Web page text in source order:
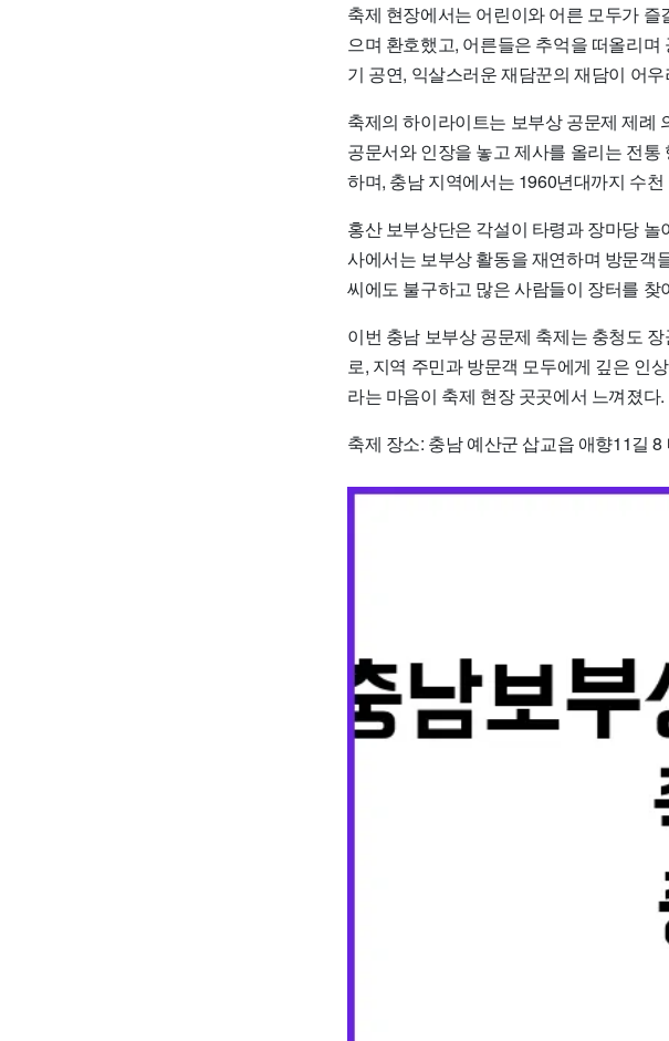
축제 현장에서는 어린이와 어른 모두가
으며 환호했고, 어른들은 추억을 떠올리
기 공연, 익살스러운 재담꾼의 재담이 어
축제의 하이라이트는 보부상 공문제 제례
공문서와 인장을 놓고 제사를 올리는 전
하며, 충남 지역에서는 1960년대까지 수
홍산 보부상단은 각설이 타령과 장마당
사에서는 보부상 활동을 재연하며 방문객
씨에도 불구하고 많은 사람들이 장터를
이번 충남 보부상 공문제 축제는 충청도
로, 지역 주민과 방문객 모두에게 깊은 인
라는 마음이 축제 현장 곳곳에서 느껴졌다.
축제 장소: 충남 예산군 삽교읍 애향11길